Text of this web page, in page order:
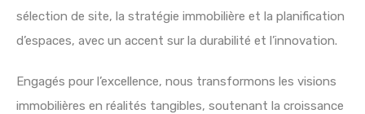
sélection de site, la stratégie immobilière et la planification
d’espaces, avec un accent sur la durabilité et l’innovation.
Engagés pour l’excellence, nous transformons les visions
immobilières en réalités tangibles, soutenant la croissance